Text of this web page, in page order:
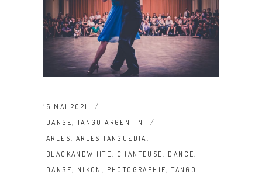
16 MAI 2021
DANSE
TANGO ARGENTIN
ARLES
ARLES TANGUEDIA
BLACKANDWHITE
CHANTEUSE DANCE
DANSE
NIKON PHOTOGRAPHIE ,TANGO